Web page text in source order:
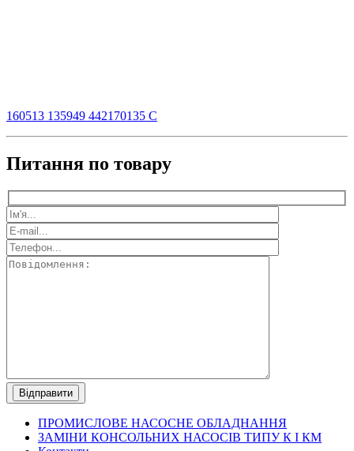
160513 135949 442170135 C
Питання по товару
ПРОМИСЛОВЕ НАСОСНЕ ОБЛАДНАННЯ
ЗАМІНИ КОНСОЛЬНИХ НАСОСІВ ТИПУ К І КМ